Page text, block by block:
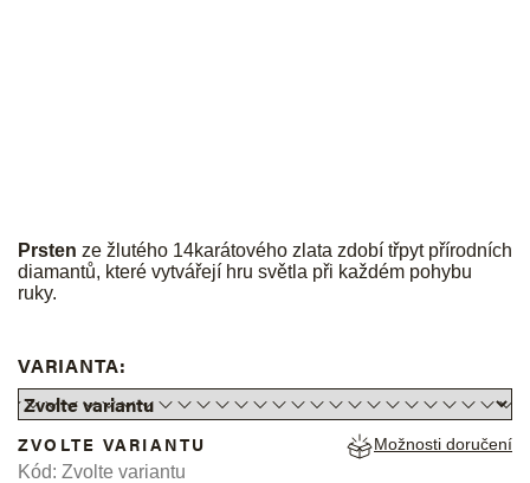
Prsten ze žlutého 14karátového zlata zdobí třpyt přírodních
diamantů, které vytvářejí hru světla při každém pohybu
ruky.
VARIANTA:
ZVOLTE VARIANTU Možnosti doručení
Kód: Zvolte variantu